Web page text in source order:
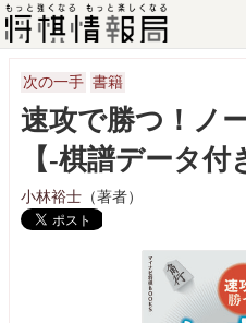
次の一手 書籍
速攻で勝つ！ノ
【-棋譜データ付
小林裕士 （著者）